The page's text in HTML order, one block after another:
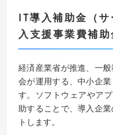
IT導入補助金 （
入支援事業費補助
経済産業省が推進、一
会が運用する、中小企
す。ソフトウェアやア
助することで、導入企
トします。